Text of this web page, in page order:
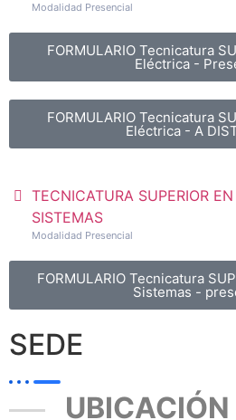
Modalidad Presencial
FORMULARIO Tecnicatura
Eléctrica -
FORMULARIO Tecnicatura
Eléctrica - A
TECNICATURA SUPERIOR
SISTEMAS
Modalidad Presencial
FORMULARIO Tecnicatura
Sistemas -
SEDE
UBICACIÓN